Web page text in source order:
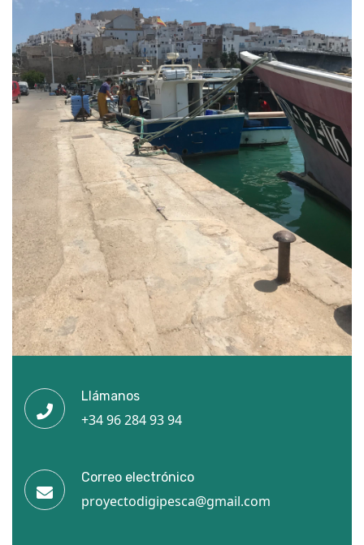
Llámanos
+34 96 284 93 94
Correo electrónico
proyectodigipesca@gmail.com